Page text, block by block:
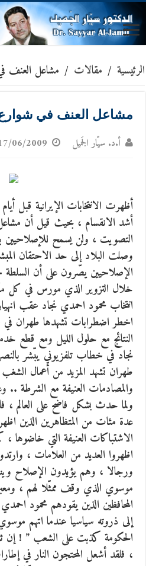
الرئيسية / مقالات / مشاعل العنف
مشاعل العنف في
أ.د. سيّار الجَميل 06/2009
أظهرت الانتخابات الإيرانية قبل
أشد الانقسام ، بحيث قيل أن
التصويت ، ولن يسمح للإصلاحيين
وصلت البلاد إلى حد الاحتقان
الإصلاحيين يصّرون على أن السلطة
خلال التزوير الذي مورس في كل
انتخاب محمود احمدي نجاد عقب
اخطر اضطرابات تشهدها طهران
النتائج مع حلول الليل ومع قطع
نجاد في خطاب تلفزيوني يبّشر
طهران تشهد المزيد من أعمال الشغب
والمصادمات العنيفة مع الشرطة ..
ولما حدث بشكل فاضح على العالم ،
عدة مئات من المتظاهرين الذين
الاشتباكات العنيفة التي خاضوها
اظهروا العديد من العلامات ،
ورجالا ، وهم يؤيدون الإصلاح
موسوي الذي وقف ممثّلا لهم ،
المحافظين الذين يقودهم محمود
إلى ذروته سياسيا عندما اتهم موسوي
الحكومة كذبت على الشعب ” ! إن
، فلقد أشعل المحتجون النار في